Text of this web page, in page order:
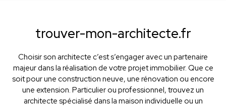
trouver-mon-architecte.fr
Choisir son architecte c’est s’engager avec un partenaire
majeur dans la réalisation de votre projet immobilier. Que ce
soit pour une construction neuve, une rénovation ou encore
une extension. Particulier ou professionnel, trouvez un
architecte spécialisé dans la maison individuelle ou un